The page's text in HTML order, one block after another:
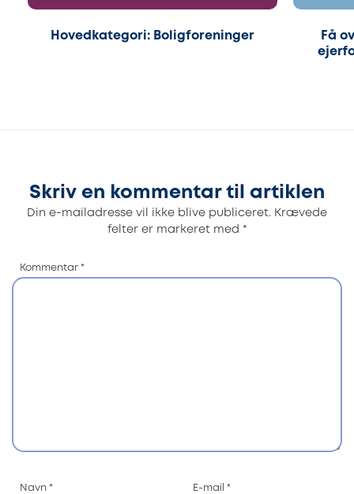
Hovedkategori: Boligforeninger
Få
Skriv en kommentar til artiklen
Din e-mailadresse vil ikke blive publiceret. Krævede
felter er markeret med *
Kommentar *
Navn * E-mail *